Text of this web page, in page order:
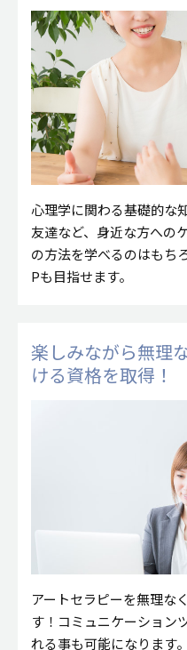
心理学に関わる基礎的な
友達など、身近な方への
の方法を学べるのはもち
Pも目指せます。
楽しみながら無理
ける資格を取得！
アートセラピーを無理な
す！コミュニケーション
れる事も可能になります。